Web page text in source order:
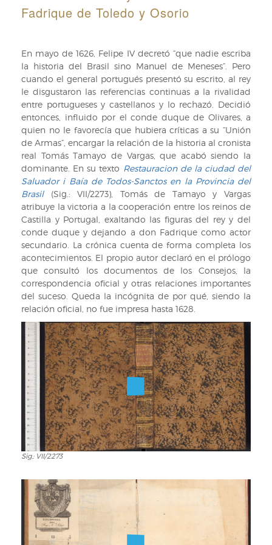
Fadrique de Toledo y Osorio
En mayo de 1626, Felipe IV decretó “que nadie escriba
la historia del Brasil sino Manuel de Meneses”. Pero
cuando el general portugués presentó su escrito, al rey
le disgustaron las referencias continuas a la rivalidad
entre portugueses y castellanos y lo rechazó. Decidió
entonces, influido por el conde duque de Olivares, a
quien no le favorecía que hubiera críticas a su “Unión
de Armas”, encargar la relación de la historia al cronista
real Tomás Tamayo de Vargas, que acabó siendo la
dominante. En su texto Restauracion de la ciudad del
Saluador i Baía de Todos-Sanctos en la Provincia del
Brasil(Sig.: VII/2273), Tomás de Tamayo y Vargas
atribuye la victoria a la cooperación entre los reinos de
Castilla y Portugal, exaltando las figuras del rey y del
conde duque y dejando a don Fadrique como actor
secundario. La crónica cuenta de forma completa los
acontecimientos. El propio autor declaró en el prólogo
que consultó los documentos de los Consejos, la
correspondencia oficial y otras relaciones importantes
del suceso. Queda la incógnita de por qué, siendo la
relación oficial, no fue impresa hasta 1628.
Sig.:
Sig.: VII/2273